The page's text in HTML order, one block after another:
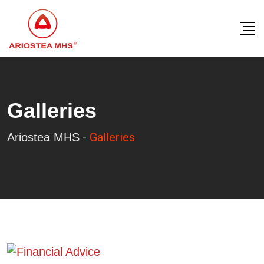
content
Galleries
Ariostea MHS - Galleries